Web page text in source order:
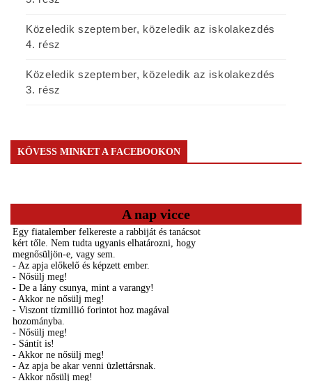
Közeledik szeptember, közeledik az iskolakezdés
4. rész
Közeledik szeptember, közeledik az iskolakezdés
3. rész
KÖVESS MINKET A FACEBOOKON
A nap vicce